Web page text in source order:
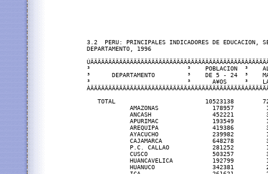
3.2  PERU: PRINCIPALES
³                           ³    POBLACION  ³
³      DEPARTAMENTO         ³    DE 5 - 24  ³
³                           ³      A¥OS     ³
TOTAL                         10523138
AMAZONAS               178957
ANCASH                 452221
APURIMAC               193549
AREQUIPA               419386
AYACUCHO               239982
CAJAMARCA              648278
P.C. CALLAO            281252
CUSCO                  503257
HUANCAVELICA           192799
HUANUCO                342381